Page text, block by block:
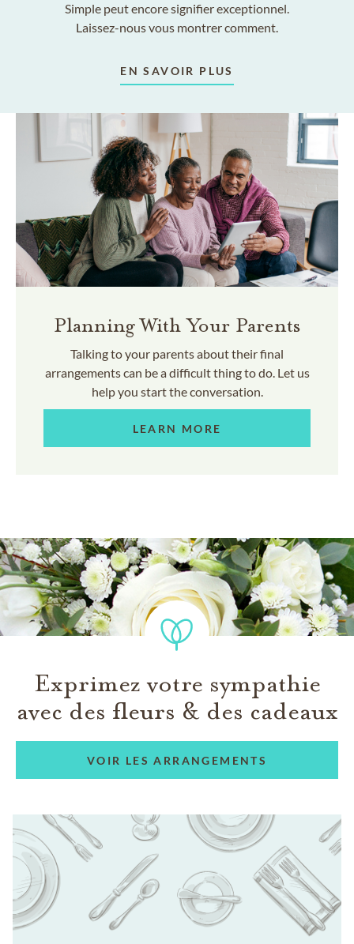
Simple peut encore signifier exceptionnel.
Laissez-nous vous montrer comment.
EN SAVOIR PLUS
Planning With Your Parents
Talking to your parents about their final
arrangements can be a difficult thing to do. Let us
help you start the conversation.
LEARN MORE
Exprimez votre sympathie
avec des fleurs & des cadeaux
VOIR LES ARRANGEMENTS